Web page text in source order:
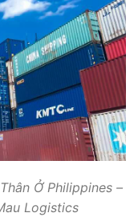
Ở Philippines –
Logistics